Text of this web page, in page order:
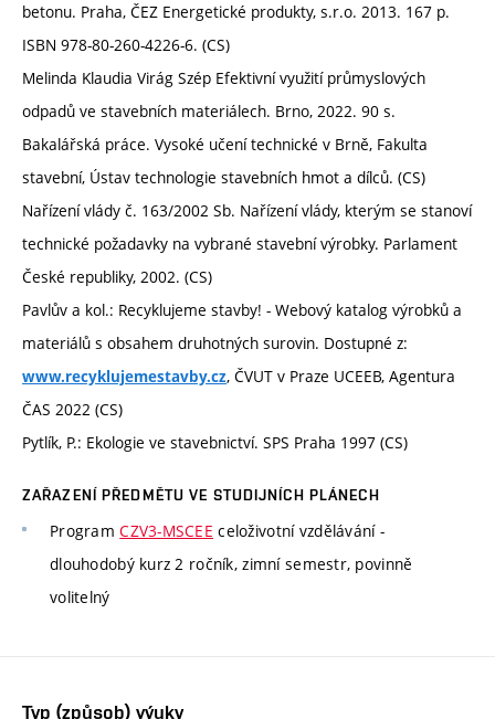
betonu. Praha, ČEZ Energetické produkty, s.r.o. 2013. 167 p.
ISBN 978-80-260-4226-6. (CS)
Melinda Klaudia Virág Szép Efektivní využití průmyslových
odpadů ve stavebních materiálech. Brno, 2022. 90 s.
Bakalářská práce. Vysoké učení technické v Brně, Fakulta
stavební, Ústav technologie stavebních hmot a dílců. (CS)
Nařízení vlády č. 163/2002 Sb. Nařízení vlády, kterým se stanoví
technické požadavky na vybrané stavební výrobky. Parlament
České republiky, 2002. (CS)
Pavlův a kol.: Recyklujeme stavby! - Webový katalog výrobků a
materiálů s obsahem druhotných surovin. Dostupné z:
www.recyklujemestavby.cz, ČVUT v Praze UCEEB, Agentura
ČAS 2022 (CS)
Pytlík, P.: Ekologie ve stavebnictví. SPS Praha 1997 (CS)
ZAŘAZENÍ PŘEDMĚTU VE STUDIJNÍCH PLÁNECH
ProgramCZV3-MSCEE celoživotní vzdělávání -
dlouhodobý kurz 2 ročník, zimní semestr, povinně
volitelný
Typ (způsob) výuky